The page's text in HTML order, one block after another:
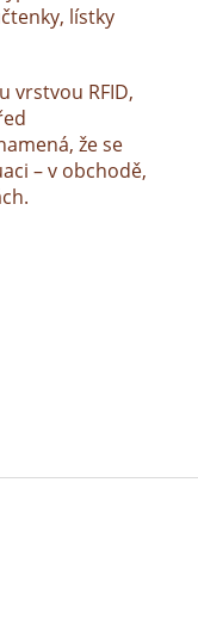
lístky
vrstvou RFID,
že se
– v obchodě,